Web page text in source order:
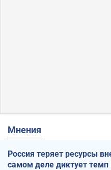
Мнения
Россия теряет ресурсы
самом деле диктует